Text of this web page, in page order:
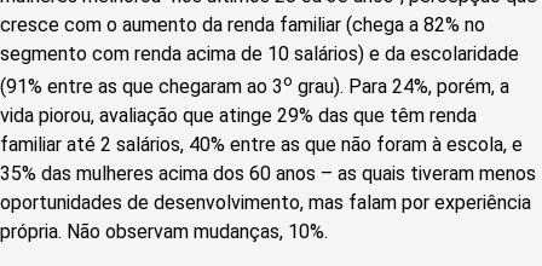
cresce com o aumento da renda familiar (chega a 82% no
segmento com renda acima de 10 salários) e da escolaridade
(91% entre as que chegaram ao 3o grau). Para 24%, porém, a
vida piorou, avaliação que atinge 29% das que têm renda
familiar até 2 salários, 40% entre as que não foram à escola, e
35% das mulheres acima dos 60 anos – as quais tiveram menos
oportunidades de desenvolvimento, mas falam por experiência
própria. Não observam mudanças, 10%.